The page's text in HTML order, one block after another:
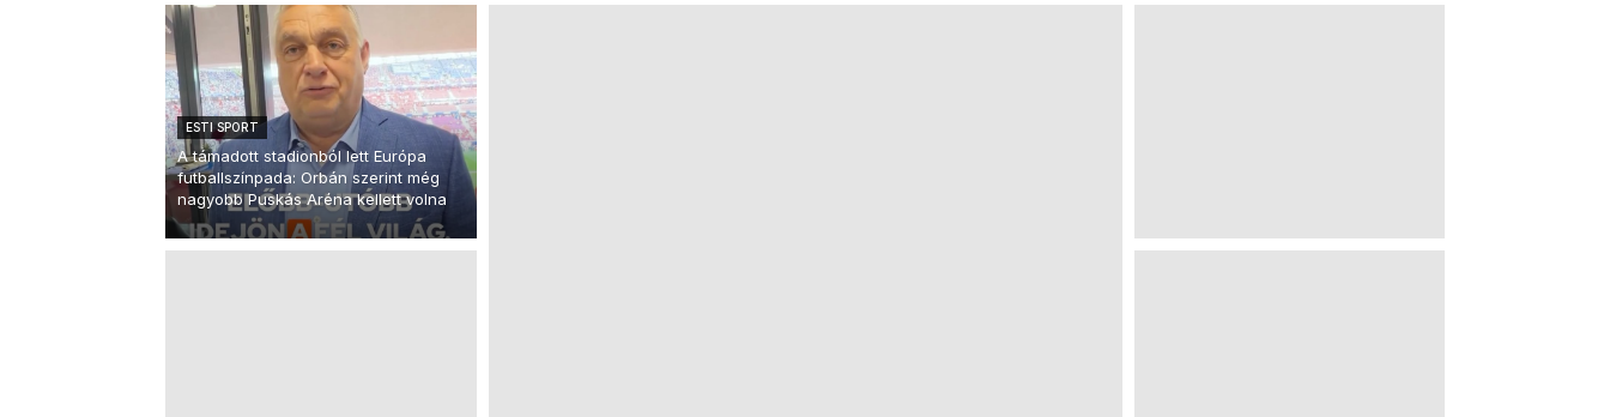
ESTI SPORT
A támadott stadionból lett Európa
futballszínpada: Orbán szerint még
nagyobb Puskás Aréna kellett volna